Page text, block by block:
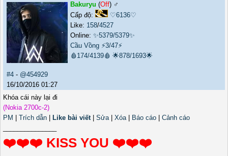
Bakuryu (Off) ♂️
Cấp độ:
♡6136♡
Like: 158/4527
Online: ✨5379/5379✨
Cầu Vồng ⚡3/47⚡
🩸174/4139🩸 🌟878/1693🌟
#4 - @454929
16/10/2016 01:27
Khóa cái này lại đi
(Nokia 2700c-2)
PM
Trích dẫn Like bài viết| Sửa| Xóa| Báo cáo
Cảnh cáo
❤️❤️❤️ KISS YOU ❤️❤️❤️